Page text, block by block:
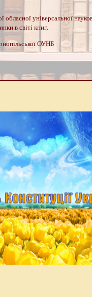
обласної універсальної
в світі книг.
ОУНБ